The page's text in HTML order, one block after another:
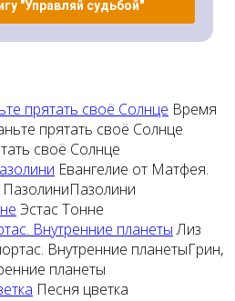
"Управляй судьбой"
прятать своё Солнце Время
своё Солнце
Евангелие от Матфея.
Пазолини
Эстас Тонне
Внутренние планеты Лиз
Грин,
планеты
Песня цветка